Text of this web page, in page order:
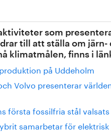
som
till att ställa om
klimatmålen, finns i
på Uddeholm
Volvo presenterar
första fossilfria stål
samarbetar för